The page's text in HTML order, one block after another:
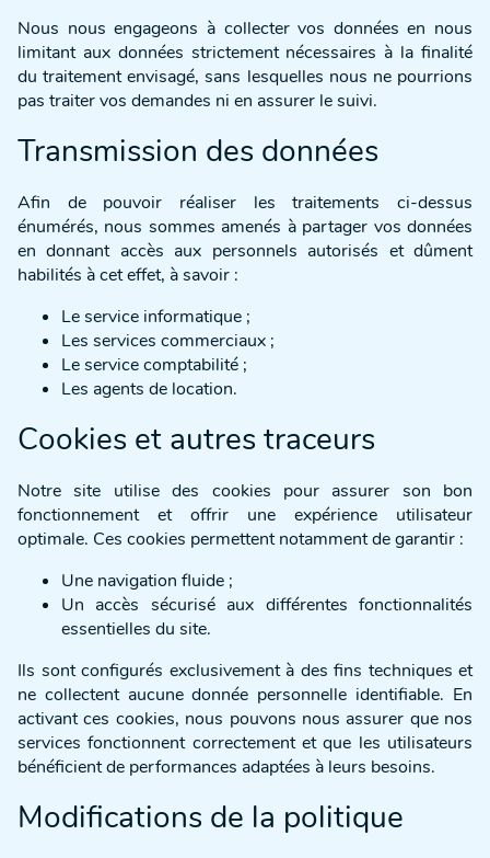
Nous nous engageons à collecter vos données en nous
limitant aux données strictement nécessaires à la finalité
du traitement envisagé, sans lesquelles nous ne pourrions
pas traiter vos demandes ni en assurer le suivi.
Transmission des données
Afin de pouvoir réaliser les traitements ci-dessus
énumérés, nous sommes amenés à partager vos données
en donnant accès aux personnels autorisés et dûment
habilités à cet effet, à savoir :
Le service informatique ;
Les services commerciaux ;
Le service comptabilité ;
Les agents de location.
Cookies et autres traceurs
Notre site utilise des cookies pour assurer son bon
fonctionnement et offrir une expérience utilisateur
optimale. Ces cookies permettent notamment de garantir :
Une navigation fluide ;
Un accès sécurisé aux différentes fonctionnalités
essentielles du site.
Ils sont configurés exclusivement à des fins techniques et
ne collectent aucune donnée personnelle identifiable. En
activant ces cookies, nous pouvons nous assurer que nos
services fonctionnent correctement et que les utilisateurs
bénéficient de performances adaptées à leurs besoins.
Modifications de la politique